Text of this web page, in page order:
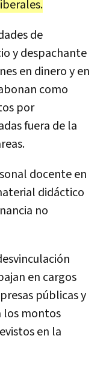
de
y despachante
en dinero y en
como
por
fuera de la
docente en
didáctico
no
en cargos
públicas y
los montos
en la